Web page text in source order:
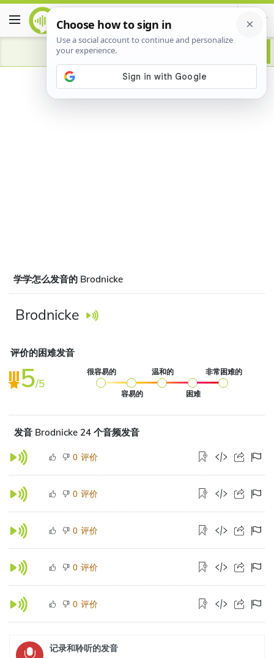
Advertisement
学学怎么发音的 Brodnicke
Brodnicke
评价的困难发音
5/5
很容易的
容易的
温和的
困难
非常困难的
发音 Brodnicke 24 个音频发音
0 评价
0 评价
0 评价
0 评价
0 评价
记录和聆听的发音